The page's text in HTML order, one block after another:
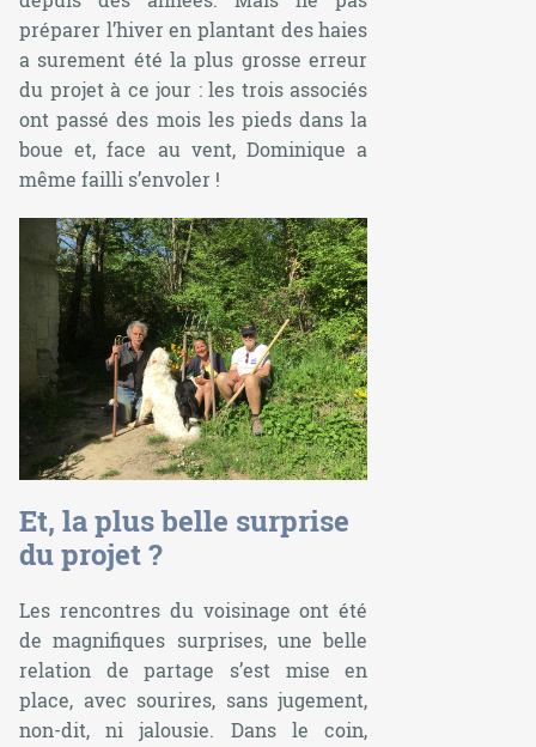
préparer l’hiver en plantant des haies
a surement été la plus grosse erreur
du projet à ce jour : les trois associés
ont passé des mois les pieds dans la
boue et, face au vent, Dominique a
même failli s’envoler !
Et, la plus belle surprise
du projet ?
Les rencontres du voisinage ont été
de magnifiques surprises, une belle
relation de partage s’est mise en
place, avec sourires, sans jugement,
non-dit, ni jalousie. Dans le coin,